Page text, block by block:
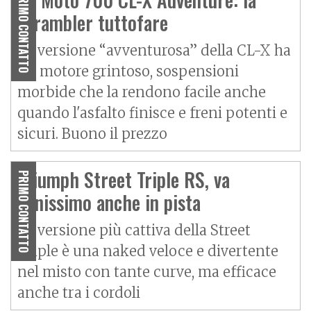
PRIMO CONTATTO
scrambler tuttofare
La versione “avventurosa” della CL-X ha
un motore grintoso, sospensioni
morbide che la rendono facile anche
quando l'asfalto finisce e freni potenti e
sicuri. Buono il prezzo
PRIMO CONTATTO
Triumph Street Triple RS, va
benissimo anche in pista
La versione più cattiva della Street
Triple è una naked veloce e divertente
nel misto con tante curve, ma efficace
anche tra i cordoli